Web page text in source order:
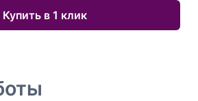
Купить в 1 клик